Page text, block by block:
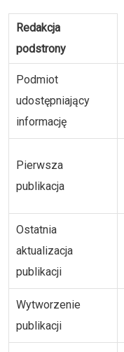
Redakcja
podstrony
Podmiot
udostępniający
informację
Pierwsza
publikacja
Ostatnia
aktualizacja
publikacji
Wytworzenie
publikacji